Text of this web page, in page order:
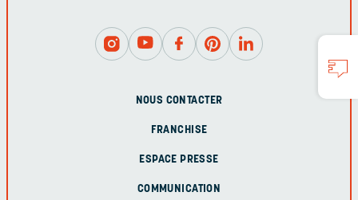
NOUS CONTACTER
FRANCHISE
ESPACE PRESSE
COMMUNICATION